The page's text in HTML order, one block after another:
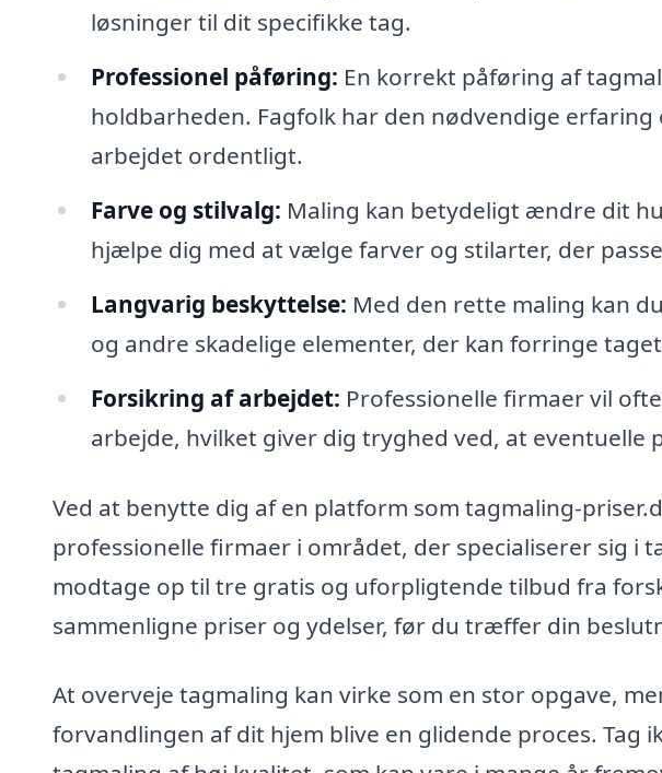
løsninger til dit specifikke tag.
Professionel påføring: En korrekt påføring af
holdbarheden. Fagfolk har den nødvendige
arbejdet ordentligt.
Farve og stilvalg: Maling kan betydeligt ændre dit
hjælpe dig med at vælge farver og stilarter, der
Langvarig beskyttelse: Med den rette maling kan
og andre skadelige elementer, der kan forringe
Forsikring af arbejdet: Professionelle firmaer vil
arbejde, hvilket giver dig tryghed ved, at eventuelle
Ved at benytte dig af en platform som tagmaling-
professionelle firmaer i området, der specialiserer sig i
modtage op til tre gratis og uforpligtende tilbud fra
sammenligne priser og ydelser, før du træffer din
At overveje tagmaling kan virke som en stor opgave,
forvandlingen af dit hjem blive en glidende proces. Tag